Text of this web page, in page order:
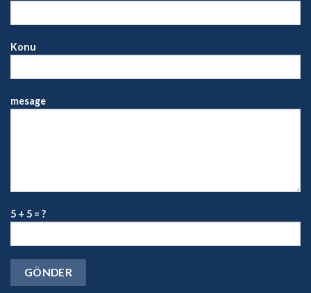
Konu
mesage
5 + 5 = ?